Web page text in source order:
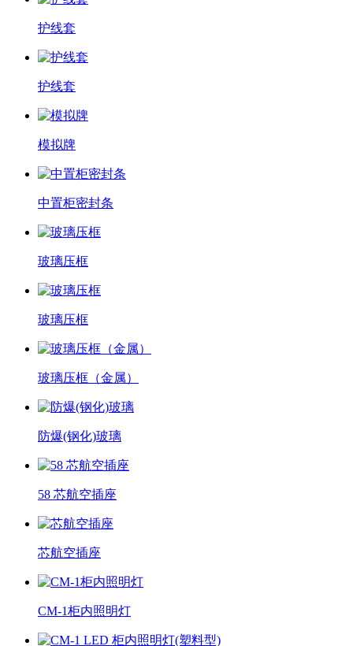
护线套
护线套
模拟牌
中置柜密封条
玻璃压框
玻璃压框
玻璃压框（金属）
防爆(钢化)玻璃
58 芯航空插座
芯航空插座
CM-1柜内照明灯